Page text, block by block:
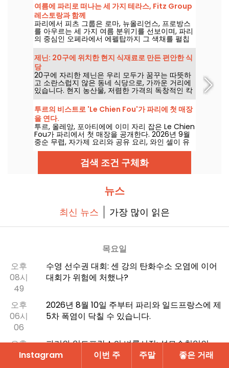
여름에 파리로 떠나는 세 가지 테라스, Fitz Group
레스토랑과 함께
파리에서 피츠 그룹은 로마, 뉴올리언스, 프로방스
를 아우르는 세 가지 여름 분위기를 선보이며, 파리
의 중심인 오페라에서 에펠탑까지 그 색채를 펼칩
니다. 각 매장의 테라스 덕분에 수도를 벗어나지 않
는 하나의 특별한 정차를 제공합니다.
제닌: 20구에 위치한 현지 식재료로 만든 편안한 식
당
20구에 자리한 제닌은 우리 모두가 꿈꾸는 따뜻하
고 소란스럽지 않은 동네 식당으로, 가까운 거리에
있습니다. 현지 농산물, 저렴한 가격의 독창적인 칵
테일, 친근한 분위기: 이곳의 모든 음식은 직접 만
든, 그리고 진심에서 우러나온 것입니다.
투르의 비스트로 'Le Chien Fou'가 파리에 첫 매장
을 연다.
투르, 올레앙, 포아티에에 이미 자리 잡은 Le Chien
Fou가 파리에서 첫 매장을 공개한다. 2026년 9월
중순 무렵, 자가제 요리와 공유 요리, 와인 셀이 유
명한 이 비스트로가 파리 2구 Rue Feydeau에서
검색 조건 구체화
뉴스
최신 뉴스 가장 많이 읽은
목요일
오후
08시
49
수영 선수권 대회: 센 강의 탄화수소 오염에 이어
대회가 위험에 처했나?
오후
06시
06
2026년 8월 10일 주부터 파리와 일드프랑스에 제
5차 폭염이 닥칠 수 있습니다.
오후
05시
파리와 일드프랑스의 벼룩시장: 성모승천일인
2026년 8월 15일 토요일, 어디서 득템하러 다닐
Instagram 이번 주 주말 좋은 거래